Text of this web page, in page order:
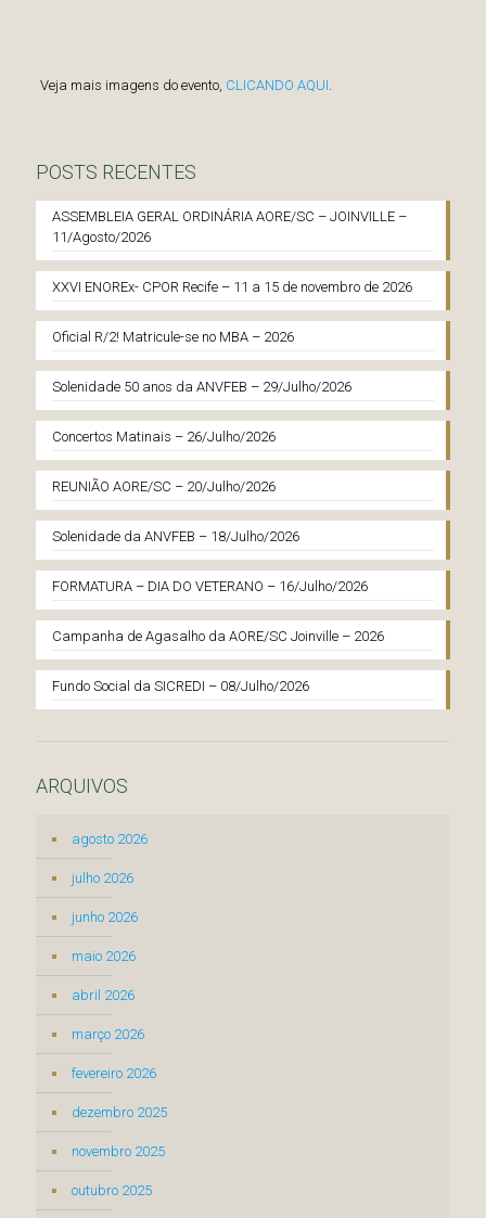
Veja mais imagens do evento, CLICANDO AQUI.
POSTS RECENTES
ASSEMBLEIA GERAL ORDINÁRIA AORE/SC – JOINVILLE –
11/Agosto/2026
XXVI ENOREx- CPOR Recife – 11 a 15 de novembro de 2026
Oficial R/2! Matricule-se no MBA – 2026
Solenidade 50 anos da ANVFEB – 29/Julho/2026
Concertos Matinais – 26/Julho/2026
REUNIÃO AORE/SC – 20/Julho/2026
Solenidade da ANVFEB – 18/Julho/2026
FORMATURA – DIA DO VETERANO – 16/Julho/2026
Campanha de Agasalho da AORE/SC Joinville – 2026
Fundo Social da SICREDI – 08/Julho/2026
ARQUIVOS
agosto 2026
julho 2026
junho 2026
maio 2026
abril 2026
março 2026
fevereiro 2026
dezembro 2025
novembro 2025
outubro 2025